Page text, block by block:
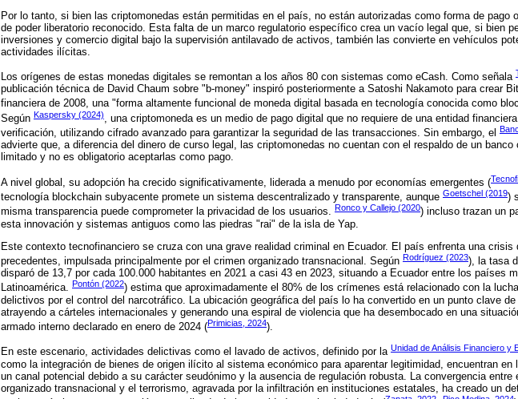
Por lo tanto, si bien las criptomonedas están permitidas en el país, no están autorizadas como forma de pago
de poder liberatorio reconocido. Esta falta de un marco regulatorio específico crea un vacío legal que, si bien
inversiones y comercio digital bajo la supervisión antilavado de activos, también las convierte en vehículos
actividades ilícitas.
Los orígenes de estas monedas digitales se remontan a los años 80 con sistemas como eCash. Como señala
publicación técnica de David Chaum sobre "b-money" inspiró posteriormente a Satoshi Nakamoto para crear
financiera de 2008, una "forma altamente funcional de moneda digital basada en tecnología conocida como
Según Kaspersky (2024)
, una criptomoneda es un medio de pago digital que no requiere de una entidad
verificación, utilizando cifrado avanzado para garantizar la seguridad de las transacciones. Sin embargo, el
advierte que, a diferencia del dinero de curso legal, las criptomonedas no cuentan con el respaldo de un banco
limitado y no es obligatorio aceptarlas como pago.
A nivel global, su adopción ha crecido significativamente, liderada a menudo por economías emergentes (
tecnología blockchain subyacente promete un sistema descentralizado y transparente, aunque Goetschel (2019)
misma transparencia puede comprometer la privacidad de los usuarios. Ronco y Callejo (2020) incluso trazan un
esta innovación y sistemas antiguos como las piedras "rai" de la isla de Yap.
Este contexto tecnofinanciero se cruza con una grave realidad criminal en Ecuador. El país enfrenta una crisis
precedentes, impulsada principalmente por el crimen organizado transnacional. Según Rodríguez (2023), la tasa
disparó de 13,7 por cada 100.000 habitantes en 2021 a casi 43 en 2023, situando a Ecuador entre los países
Latinoamérica. Pontón (2022) estima que aproximadamente el 80% de los crímenes está relacionado con la
delictivos por el control del narcotráfico. La ubicación geográfica del país lo ha convertido en un punto clave de
atrayendo a cárteles internacionales y generando una espiral de violencia que ha desembocado en una
armado interno declarado en enero de 2024 (Primicias, 2024).
En este escenario, actividades delictivas como el lavado de activos, definido por la Unidad de Análisis Financiero y
como la integración de bienes de origen ilícito al sistema económico para aparentar legitimidad, encuentran en
un canal potencial debido a su carácter seudónimo y la ausencia de regulación robusta. La convergencia entre
organizado transnacional y el terrorismo, agravada por la infiltración en instituciones estatales, ha creado un